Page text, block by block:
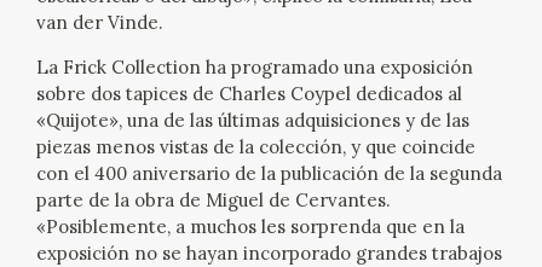
EXPOSICIONES
ACTIVIDADES
ACTUALIDAD
SALA DE PRENSA
BLOG CUADERNO ITALIANO
van der Vinde.
La Frick Collection ha programado una exposición
sobre dos tapices de Charles Coypel dedicados al
«Quijote», una de las últimas adquisiciones y de las
piezas menos vistas de la colección, y que coincide
con el 400 aniversario de la publicación de la segunda
parte de la obra de Miguel de Cervantes.
«Posiblemente, a muchos les sorprenda que en la
exposición no se hayan incorporado grandes trabajos